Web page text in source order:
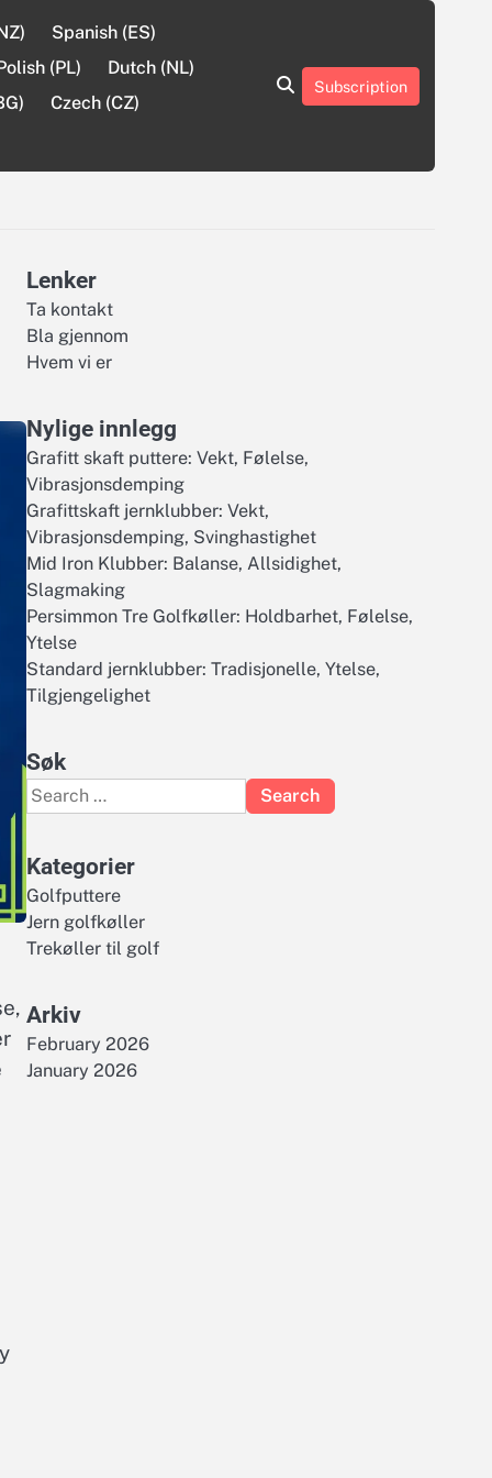
Spanish (ES)
(PL)
Dutch (NL)
Czech (CZ)
About
Contact
Cookie
Privacy
Sitemap
Terms
Subscription
Lenker
Ta kontakt
Bla gjennom
Hvem vi er
Nylige innlegg
Grafitt skaft puttere: Vekt, Følelse,
Vibrasjonsdemping
Grafittskaft jernklubber: Vekt,
Vibrasjonsdemping, Svinghastighet
Mid Iron Klubber: Balanse, Allsidighet,
Slagmaking
Persimmon Tre Golfkøller: Holdbarhet, Følelse,
Ytelse
Standard jernklubber: Tradisjonelle, Ytelse,
Tilgjengelighet
Søk
Search
for:
Kategorier
Golfputtere
Jern golfkøller
Trekøller til golf
Arkiv
February 2026
January 2026